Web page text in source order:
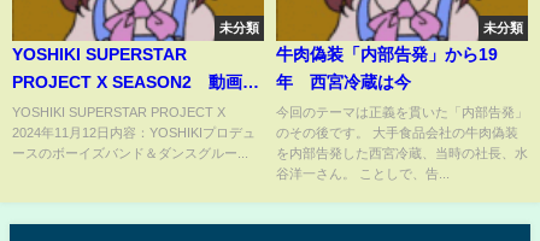
未分類
YOSHIKI SUPERSTAR
PROJECT X SEASON2 動画
2024年11月12日
YOSHIKI SUPERSTAR PROJECT X
2024年11月12日内容：YOSHIKIプロデュ
ースのボーイズバンド＆ダンスグルー...
未分類
牛肉偽装「内部告発」から19
年 西宮冷蔵は今
今回のテーマは正義を貫いた「内部告発」
のその後です。 大手食品会社の牛肉偽装
を内部告発した西宮冷蔵、当時の社長、水
谷洋一さん。 ことしで、告...